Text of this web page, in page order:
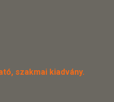
szakmai kiadvány.